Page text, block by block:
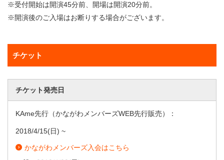
※受付開始は開演45分前、開場は開演20分前。
※開演後のご入場はお断りする場合がございます。
チケット
チケット発売日
KAme先行（かながわメンバーズWEB先行販売）：
2018/4/15(日) ~
かながわメンバーズ入会はこちら